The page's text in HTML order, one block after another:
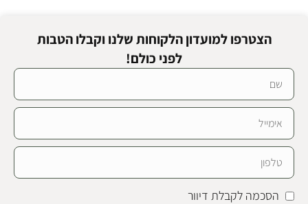
הצטרפו למועדון הלקוחות שלנו וקבלו הטבות
לפני כולם!
הסכמה לקבלת דיוור